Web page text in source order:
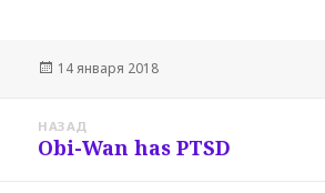
Опубликовано
14 января 2018
НАЗАД
Предыдущая
Obi-Wan has PTSD